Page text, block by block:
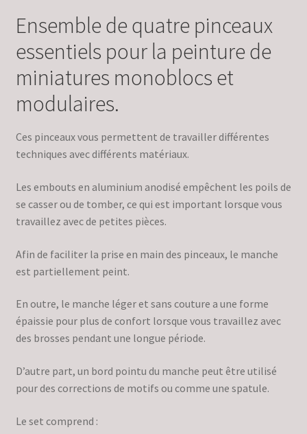
Ensemble de quatre pinceaux
essentiels pour la peinture de
miniatures monoblocs et
modulaires.
Ces pinceaux vous permettent de travailler différentes
techniques avec différents matériaux.
Les embouts en aluminium anodisé empêchent les poils de
se casser ou de tomber, ce qui est important lorsque vous
travaillez avec de petites pièces.
Afin de faciliter la prise en main des pinceaux, le manche
est partiellement peint.
En outre, le manche léger et sans couture a une forme
épaissie pour plus de confort lorsque vous travaillez avec
des brosses pendant une longue période.
D’autre part, un bord pointu du manche peut être utilisé
pour des corrections de motifs ou comme une spatule.
Le set comprend :